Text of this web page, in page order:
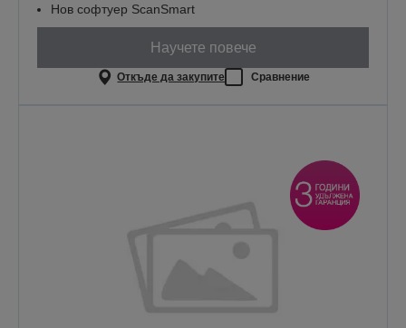
Нов софтуер ScanSmart
Научете повече
Откъде да закупите Сравнение